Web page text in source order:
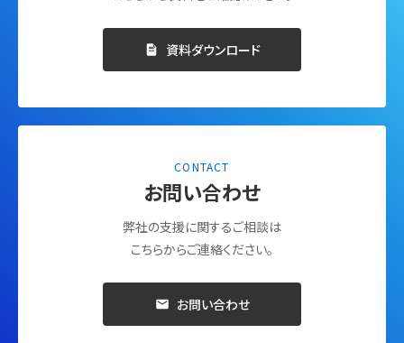
資料ダウンロード
CONTACT
お問い合わせ
弊社の支援に関するご相談は
こちらからご連絡ください。
お問い合わせ